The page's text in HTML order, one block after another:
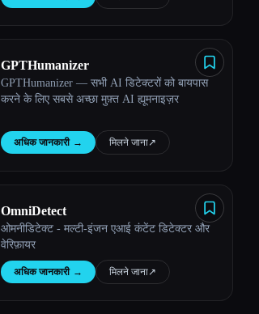
GPTHumanizer
GPTHumanizer — सभी AI डिटेक्टरों को बायपास
करने के लिए सबसे अच्छा मुफ़्त AI ह्यूमनाइज़र
अधिक जानकारी → मिलने जाना↗︎
OmniDetect
ओमनीडिटेक्ट - मल्टी-इंजन एआई कंटेंट डिटेक्टर और
वेरिफ़ायर
अधिक जानकारी → मिलने जाना↗︎